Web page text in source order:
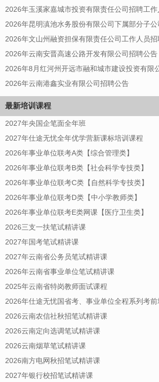
2026年玉溪家嘉城市投资有限责任公司招聘工
2026年昆明滇池水务股份有限公司下属部分子
2026年文山州融资担保有限责任公司工作人员
2026年云南安晋高速公路开发有限公司招聘公告
2026年8月红河州开远市融和城市建设投资有限
2026年云南港鑫实业有限公司招聘公告
最新培训课程
2027年央国企笔面全年班
2027年仕途无忧全年优学营新课标培训课程
2026年事业单位联考A类【综合管理类】
2026年事业单位联考B类【社会科学专技类】
2026年事业单位联考C类【自然科学专技类】
2026年事业单位联考D类【中小学教师类】
2026年事业单位联考E类网课【医疗卫生类】
2026三支一扶笔试精讲课
2027年国考笔试精讲课
2027年云南省公务员笔试精讲课
2026年云南省事业单位笔试精讲课
2025年云南省特岗教师面试课程
2026年仕途无忧国省考、事业单位全程系列考前
2026云南农信社秋招笔试精讲课
2026云南定向选调笔试精讲课
2026云南烟草笔试精讲课
2026南方电网秋招笔试精讲课
2027年银行校招笔试精讲课